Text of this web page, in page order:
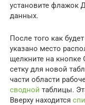
установите флажок
данных.
После того как
указано место
щелкните на кнопке
сетку для новой
части области
сводной таблицы.
Вверху находится